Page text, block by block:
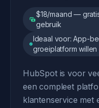
$18/maand —
gebruik
Ideaal voor: App-
groeiplatform
HubSpot is voor
een compleet
klantenservice met